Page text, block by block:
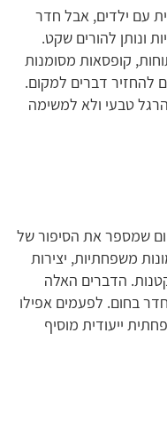
עם ילדים, אבל חדר
ונותן להורים שקט.
קופסאות מסומנות
להחזיר דברים למקום.
טבעי ולא למשימה
שמספר את הסיפור של
משפחתיות, יצירות
הדברים האלה
בחום. לפעמים אפילו
ייעודית מוסיף